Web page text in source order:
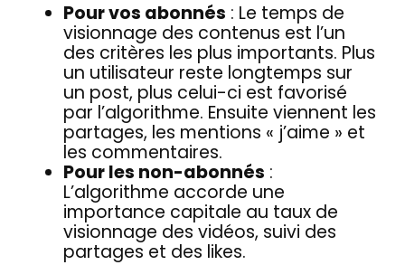
Pour vos abonnés : Le temps de
visionnage des contenus est l’un
des critères les plus importants. Plus
un utilisateur reste longtemps sur
un post, plus celui-ci est favorisé
par l’algorithme. Ensuite viennent les
partages, les mentions « j’aime » et
les commentaires.
Pour les non-abonnés :
L’algorithme accorde une
importance capitale au taux de
visionnage des vidéos, suivi des
partages et des likes.